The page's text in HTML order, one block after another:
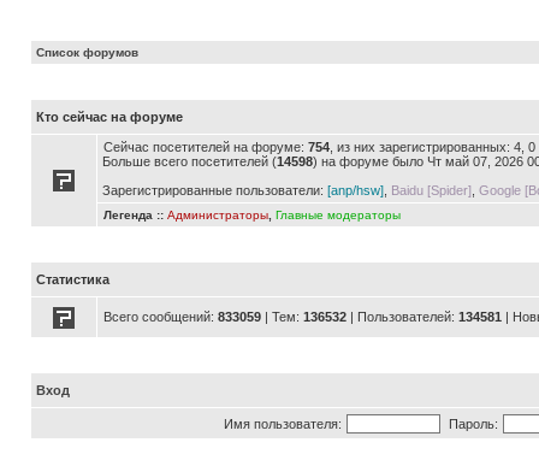
Список форумов
Кто сейчас на форуме
Сейчас посетителей на форуме: 754 , из них зарегистрированных: 4,
Больше всего посетителей (14598) на форуме было Чт май 07, 2026
Зарегистрированные пользователи: [anp/hsw] Baidu [Spider] Google
Легенда :: Администраторы Главные модераторы
Статистика
Всего сообщений: 833059 | Тем: 136532 | Пользователей: 134581 |
Вход
Имя пользователя: Пароль: